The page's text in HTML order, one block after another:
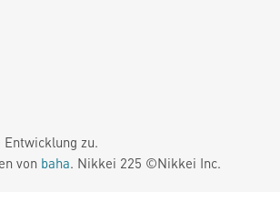
zu.
von baha. Nikkei 225 ©Nikkei Inc.